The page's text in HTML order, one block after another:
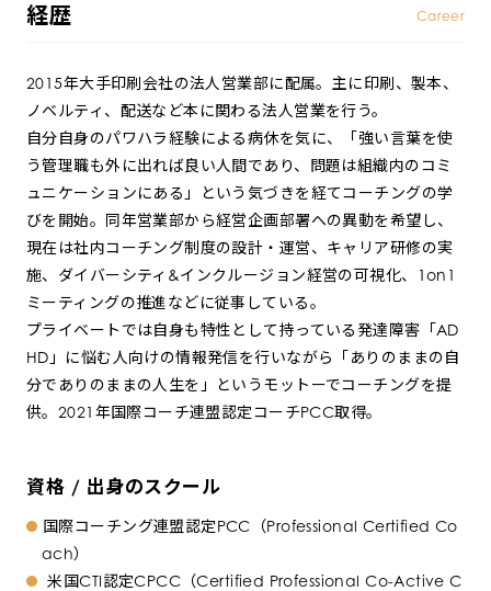
経歴 Career
2015年大手印刷会社の法人営業部に配属。主に印刷、製本、
ノベルティ、配送など本に関わる法人営業を行う。
自分自身のパワハラ経験による病休を気に、「強い言葉を使
う管理職も外に出れば良い人間であり、問題は組織内のコミ
ュニケーションにある」という気づきを経てコーチングの学
びを開始。同年営業部から経営企画部署への異動を希望し、
現在は社内コーチング制度の設計・運営、キャリア研修の実
施、ダイバーシティ&インクルージョン経営の可視化、1on1
ミーティングの推進などに従事している。
プライベートでは自身も特性として持っている発達障害「AD
HD」に悩む人向けの情報発信を行いながら「ありのままの自
分でありのままの人生を」というモットーでコーチングを提
供。2021年国際コーチ連盟認定コーチPCC取得。
資格 / 出身のスクール
国際コーチング連盟認定PCC（Professional Certified Co
ach）
米国CTI認定CPCC（Certified Professional Co-Active C